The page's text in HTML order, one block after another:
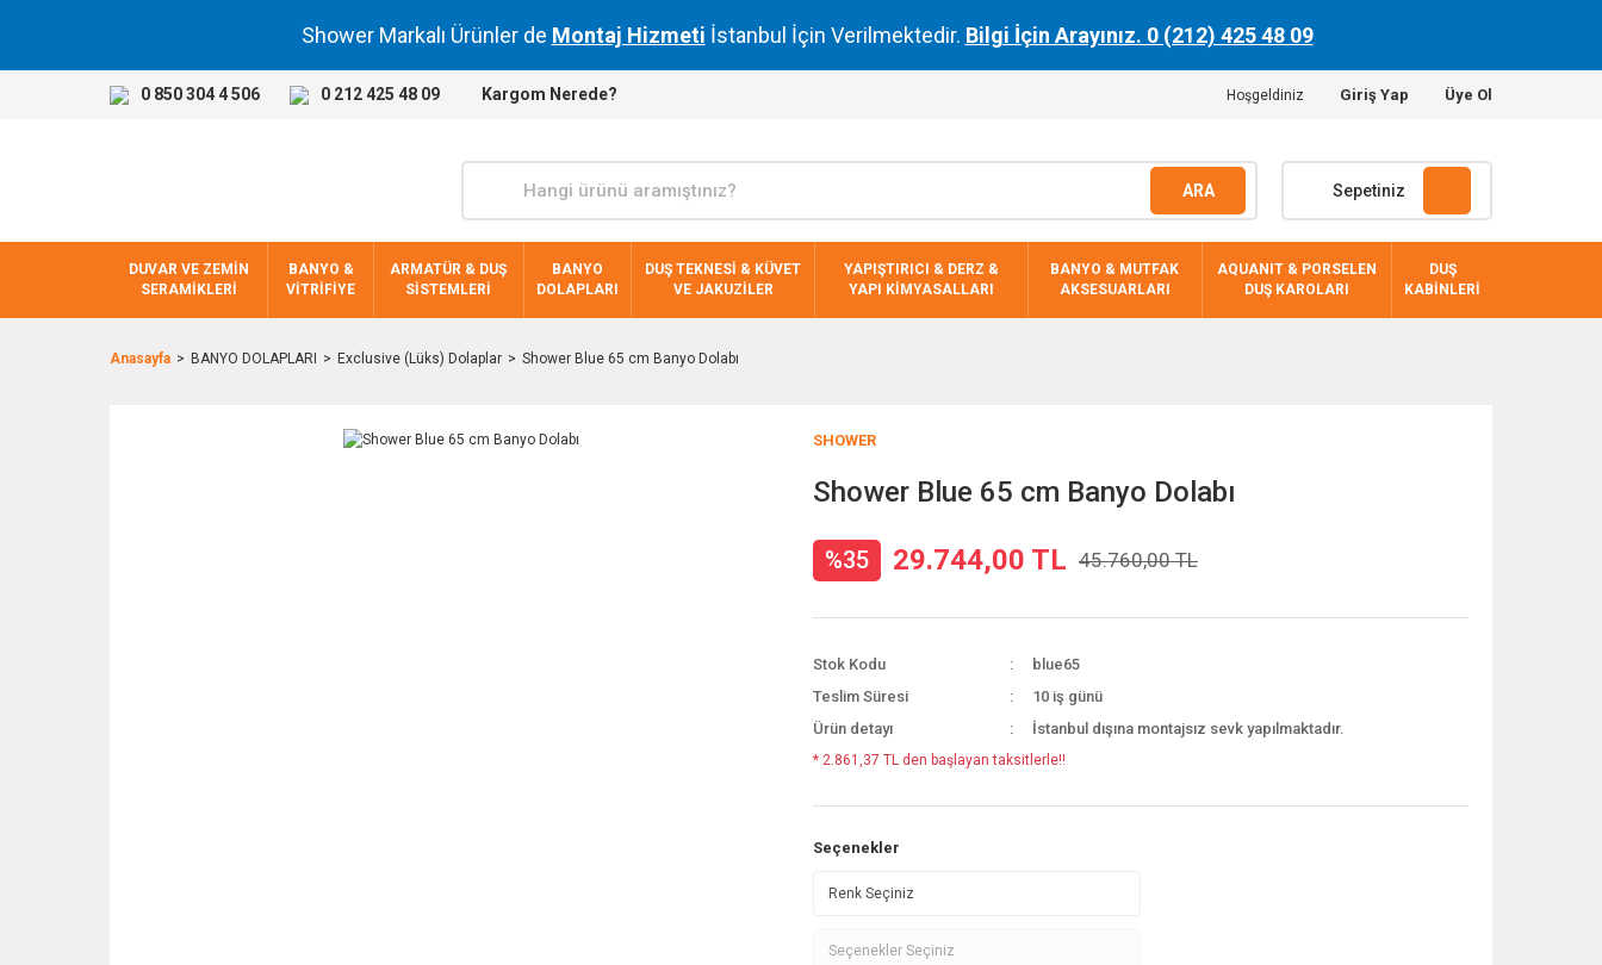
Shower Markalı Ürünler de Montaj Hizmeti İstanbul İçin Verilmektedir. Bilgi İçin Arayınız. 0 (212) 425 48 09
0 850 304 4 506 0 212 425 48 09 Kargom Nerede? Hoşgeldiniz Giriş Yap Üye Ol
ARA Sepetiniz
DUVAR VE ZEMİN
SERAMİKLERİ
BANYO &
VİTRİFİYE
ARMATÜR & DUŞ
SİSTEMLERİ
BANYO
DOLAPLARI
DUŞ TEKNESİ & KÜVET
VE JAKUZİLER
YAPIŞTIRICI & DERZ &
YAPI KİMYASALLARI
BANYO & MUTFAK
AKSESUARLARI
AQUANIT & PORSELEN
DUŞ KAROLARI
DUŞ
KABİNLERİ
Anasayfa BANYO DOLAPLARI Exclusive (Lüks) Dolaplar Shower Blue 65 cm Banyo Dolabı
SHOWER
Shower Blue 65 cm Banyo Dolabı
%35 29.744,00 TL 45.760,00 TL
Stok Kodu
blue65
Teslim Süresi
10 iş günü
Ürün detayı
İstanbul dışına montajsız sevk yapılmaktadır.
* 2.861,37 TL den başlayan taksitlerle!!
Seçenekler